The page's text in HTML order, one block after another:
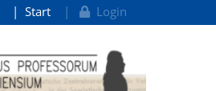
Start Login